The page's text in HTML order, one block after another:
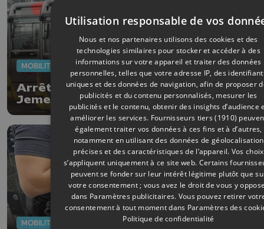
MOBILITÉ 01/10/2025
Arrêt spontané des bus TEC à
Jemeppe
MOBILITÉ 29/09/2025
Utilisation responsable de vos
Nous et nos partenaires utilisons des cookies et des
technologies similaires pour stocker et accéder à des
informations sur votre appareil et traiter des données
personnelles, telles que votre adresse IP, des
uniques et des données de navigation, afin de proposer
publicités et du contenu personnalisés, mesurer les
publicités et le contenu, obtenir des insights d’audience
améliorer les services. Fournisseurs tiers (1910)
également traiter vos données à ces fins et à d’autres,
notamment en utilisant des données de géolocalisation
précises et des caractéristiques de l’appareil. Vos choix
s’appliquent uniquement à ce site web. Certains
peuvent se fonder sur leur intérêt légitime plutôt que
votre consentement ; vous avez le droit de vous y
dans Paramètres publicitaires. Vous pouvez retirer
consentement à tout moment dans Paramètres des
Politique de confidentialité